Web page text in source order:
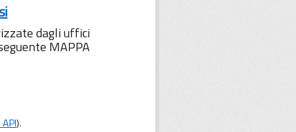
dagli uffici
MAPPA
).